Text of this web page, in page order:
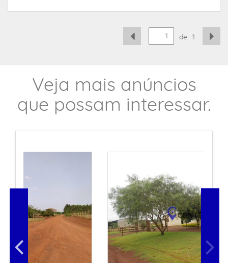
de 1
Veja mais anúncios
que possam interessar.